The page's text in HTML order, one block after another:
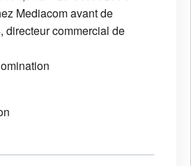
Mediacom avant de
directeur commercial de